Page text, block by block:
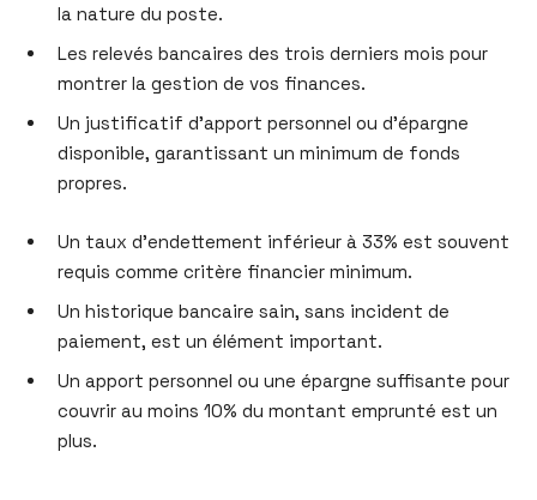
la nature du poste.
Les relevés bancaires des trois derniers mois pour
montrer la gestion de vos finances.
Un justificatif d’apport personnel ou d’épargne
disponible, garantissant un minimum de fonds
propres.
Un taux d’endettement inférieur à 33% est souvent
requis comme critère financier minimum.
Un historique bancaire sain, sans incident de
paiement, est un élément important.
Un apport personnel ou une épargne suffisante pour
couvrir au moins 10% du montant emprunté est un
plus.